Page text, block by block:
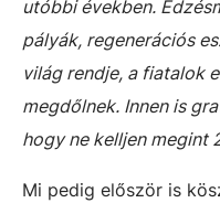
utóbbi években.
pályák, regenerációs
világ rendje, a fiatalok
megdőlnek. Innen is
hogy ne kelljen megint
Mi pedig először is